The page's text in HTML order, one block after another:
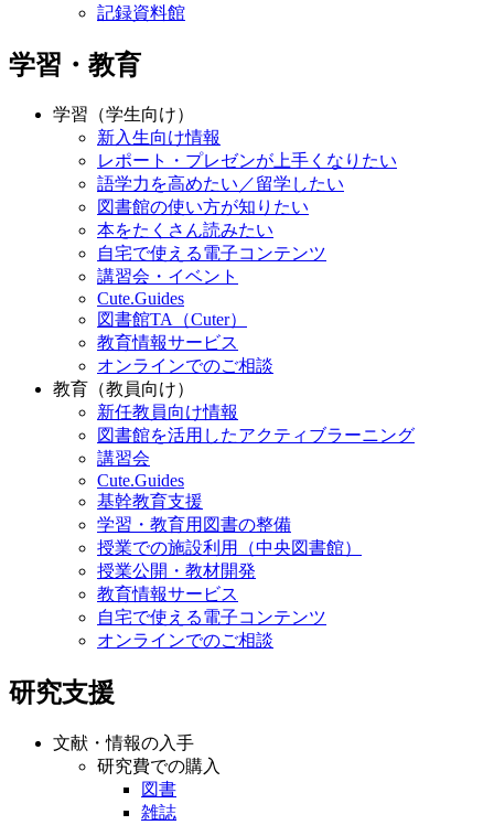
記録資料館
学習・教育
学習（学生向け）
新入生向け情報
レポート・プレゼンが上手くなりたい
語学力を高めたい／留学したい
図書館の使い方が知りたい
本をたくさん読みたい
自宅で使える電子コンテンツ
講習会・イベント
Cute.Guides
図書館TA（Cuter）
教育情報サービス
オンラインでのご相談
教育（教員向け）
新任教員向け情報
図書館を活用したアクティブラーニング
講習会
Cute.Guides
基幹教育支援
学習・教育用図書の整備
授業での施設利用（中央図書館）
授業公開・教材開発
教育情報サービス
自宅で使える電子コンテンツ
オンラインでのご相談
研究支援
文献・情報の入手
研究費での購入
図書
雑誌